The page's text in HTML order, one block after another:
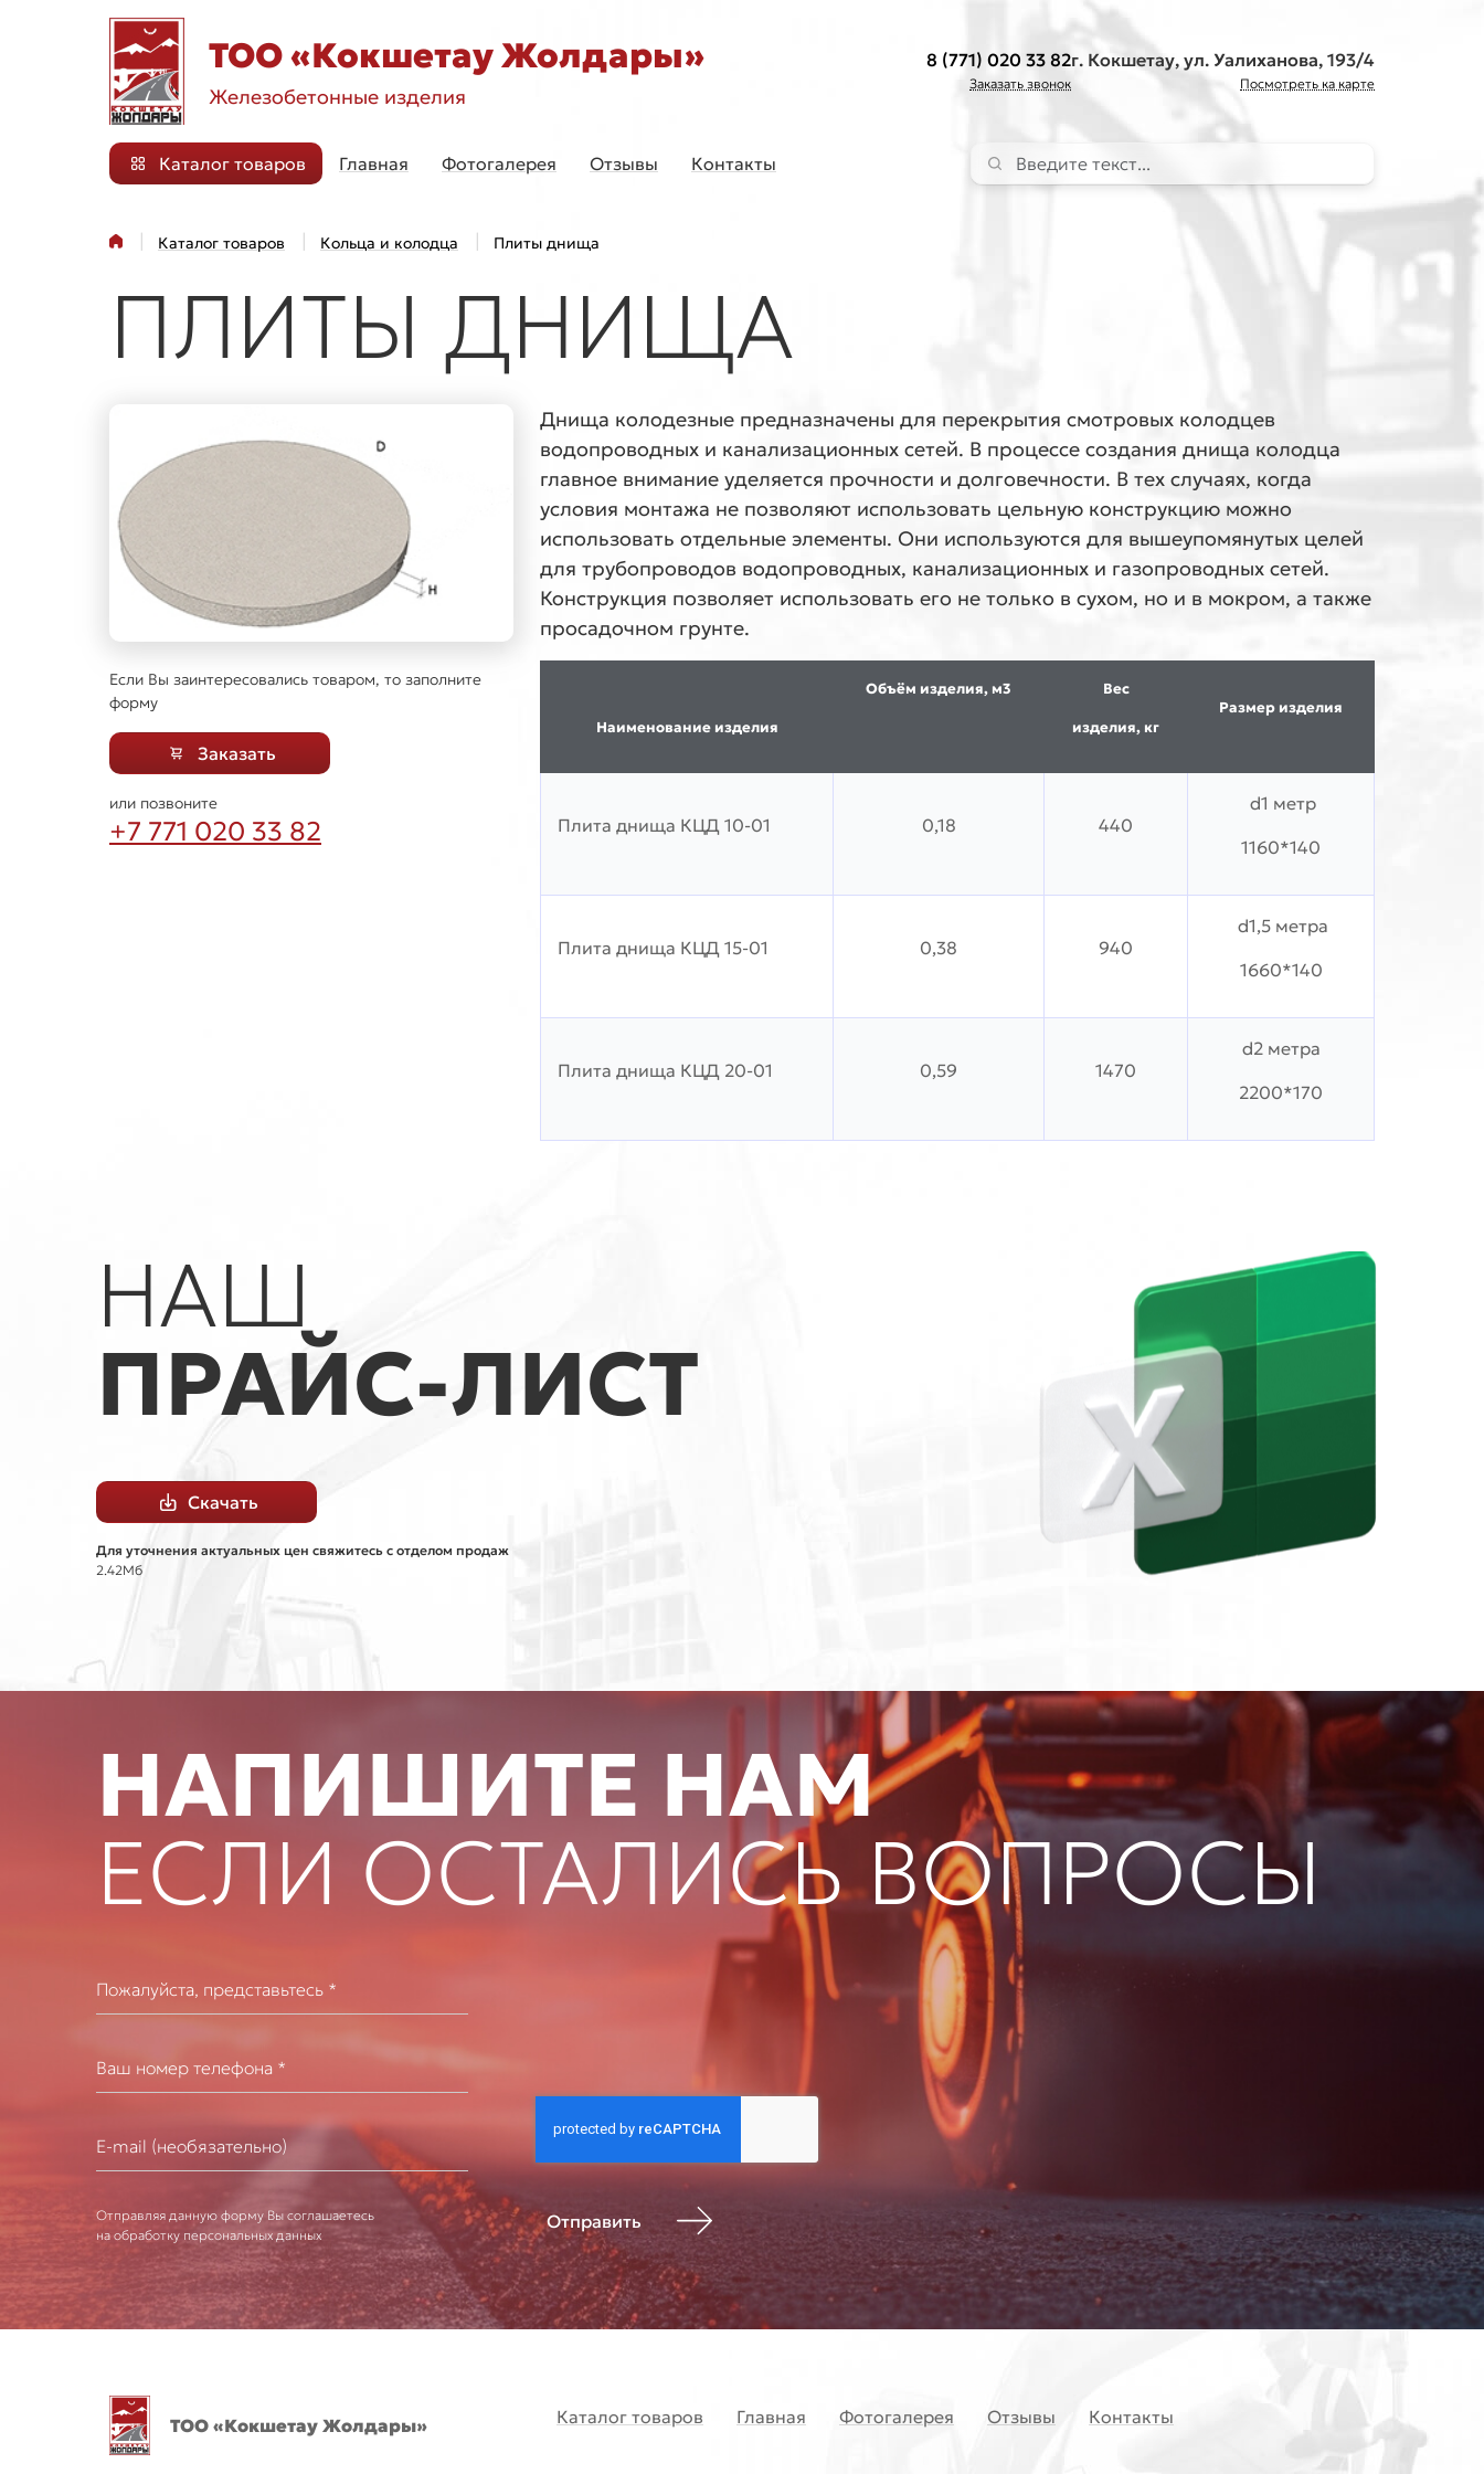
TOO «Кокшетау Жолдары»
Железобетонные изделия
8 (771) 020 33 82
Заказать звонок
г. Кокшетау, ул. Уалиханова, 193/4
Посмотреть ка карте
Каталог товаров Главная Фотогалерея Отзывы Контакты
Type 2 or more characters for results.
ГлавнаяКаталог товаров Кольца и колодца Плиты днища
ПЛИТЫ ДНИЩА
Если Вы заинтересовались товаром, то заполните
форму
Заказать
или позвоните
+7 771 020 33 82
Днища колодезные предназначены для перекрытия смотровых колодцев
водопроводных и канализационных сетей. В процессе создания днища колодца
главное внимание уделяется прочности и долговечности. В тех случаях, когда
условия монтажа не позволяют использовать цельную конструкцию можно
использовать отдельные элементы. Они используются для вышеупомянутых целей
для трубопроводов водопроводных, канализационных и газопроводных сетей.
Конструкция позволяет использовать его не только в сухом, но и в мокром, а также
просадочном грунте.
Наименование изделия
Объём изделия, м3 Вес
изделия, кг
Размер изделия
Плита днища КЦД 10-01 0,18 440
d1 метр
1160*140
Плита днища КЦД 15-01 0,38 940
d1,5 метра
1660*140
Плита днища КЦД 20-01 0,59 1470
d2 метра
2200*170
НАШ
ПРАЙС-ЛИСТ
Скачать
Для уточнения актуальных цен свяжитесь с отделом продаж
2.42Мб
НАПИШИТЕ НАМ
ЕСЛИ ОСТАЛИСЬ ВОПРОСЫ
Отправляя данную форму Вы соглашаетесь
на обработку персональных данных
Отправить
TOO «Кокшетау Жолдары» Каталог товаров Главная Фотогалерея Отзывы Контакты